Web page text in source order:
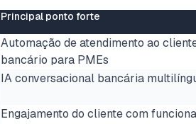
Principal ponto forte
Automação de atendimento ao
bancário para PMEs
IA conversacional bancária
Engajamento do cliente com